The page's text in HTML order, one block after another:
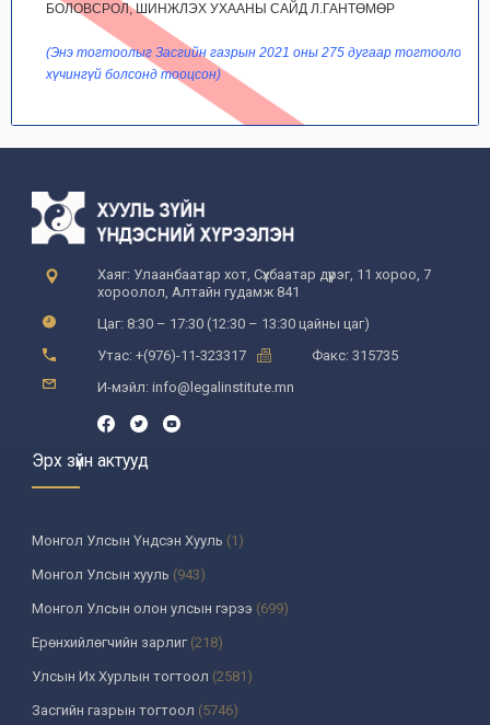
БОЛОВСРОЛ, ШИНЖЛЭХ УХААНЫ САЙД Л.ГАНТӨМӨР
(Энэ тогтоолыг Засгийн газрын 2021 оны 275 дугаар тогтоолоор
хүчингүй болсонд тооцсон)
Хаяг: Улаанбаатар хот, Сүхбаатар дүүрэг, 11 хороо, 7
хороолол, Алтайн гудамж 841
Цаг: 8:30 – 17:30 (12:30 – 13:30 цайны цаг)
Утас: +(976)-11-323317
Факс: 315735
И-мэйл: info@legalinstitute.mn
Эрх зүйн актууд
Монгол Улсын Үндсэн Хууль (1)
Монгол Улсын хууль (943)
Монгол Улсын олон улсын гэрээ (699)
Ерөнхийлөгчийн зарлиг(218)
Улсын Их Хурлын тогтоол (2581)
Засгийн газрын тогтоол (5746)